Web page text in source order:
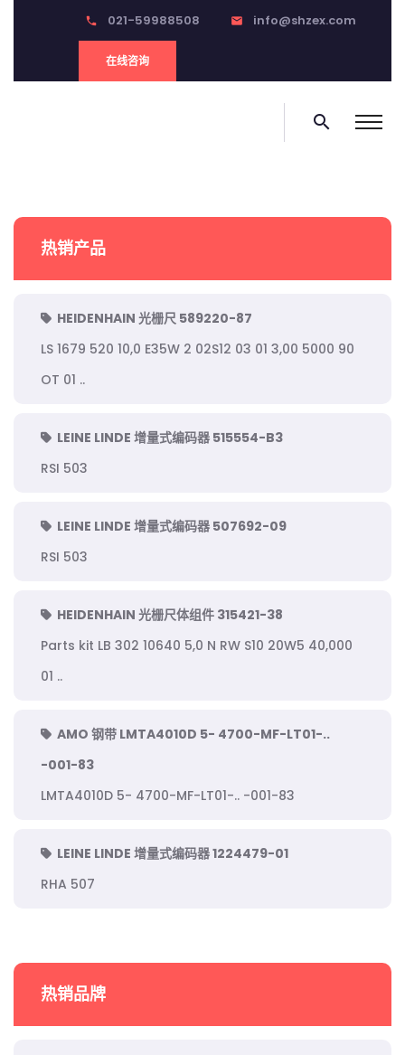
phone 021-59988508 email info@shzex.com
在线咨询
search
热销产品
HEIDENHAIN 光栅尺 589220-87
LS 1679 520 10,0 E35W 2 02S12 03 01 3,00 5000 90
OT 01 ..
LEINE LINDE 增量式编码器 515554-B3
RSI 503
LEINE LINDE 增量式编码器 507692-09
RSI 503
HEIDENHAIN 光栅尺体组件 315421-38
Parts kit LB 302 10640 5,0 N RW S10 20W5 40,000
01 ..
AMO 钢带 LMTA4010D 5- 4700-MF-LT01-..
-001-83
LMTA4010D 5- 4700-MF-LT01-.. -001-83
LEINE LINDE 增量式编码器 1224479-01
RHA 507
热销品牌